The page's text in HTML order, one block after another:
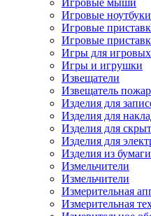
Игровые ноутбуки
Игровые
Игровые
Игры для игровых
Игры и игрушки
Извещатели
Извещатель
Изделия для
Изделия для
Изделия для
Изделия для
Изделия из
Измельчители
Измельчители
Измерительная
Измерительная